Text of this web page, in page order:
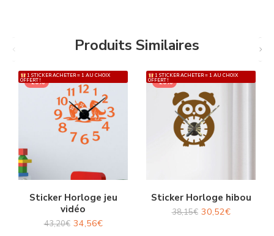
Produits Similaires
1 STICKER ACHETER = 1 AU CHOIX
OFFERT !
-20%
Sticker Horloge jeu
vidéo
43,20€ 34,56€
1 STICKER ACHETER = 1 AU CHOIX
OFFERT !
-20%
Sticker Horloge hibou
38,15€ 30,52€